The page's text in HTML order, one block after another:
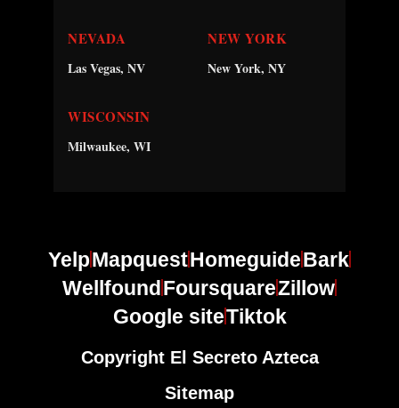
NEVADA
Las Vegas, NV
NEW YORK
New York, NY
WISCONSIN
Milwaukee, WI
YelpMapquestHomeguideBark
WellfoundFoursquareZillow
Google siteTiktok
Copyright El Secreto Azteca
Sitemap